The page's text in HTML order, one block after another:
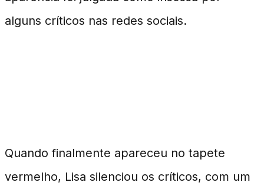
alguns críticos nas redes sociais.
Quando finalmente apareceu no tapete
vermelho, Lisa silenciou os críticos, com um